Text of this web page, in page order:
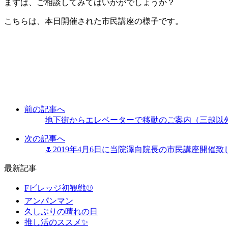
まずは、ご相談してみてはいかがでしょうか？
こちらは、本日開催された市民講座の様子です。
前の記事へ
地下街からエレベーターで移動のご案内（三越以
次の記事へ
🌷2019年4月6日に当院澤向院長の市民講座開催致
最新記事
Fビレッジ初観戦⚾
アンパンマン
久しぶりの晴れの日
推し活のススメ✨